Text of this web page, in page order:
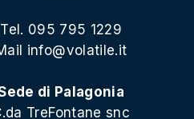
Tel. 095 795 1229
info@volatile.it
di Palagonia
TreFontane snc